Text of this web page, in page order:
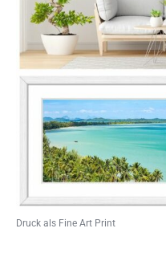
Druck als Fine Art Print